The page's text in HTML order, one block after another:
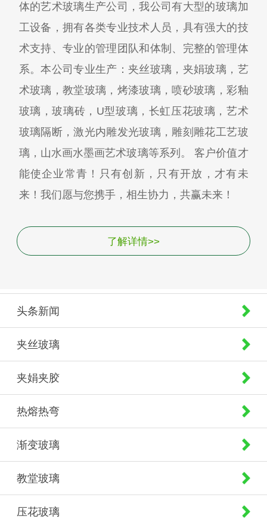
体的艺术玻璃生产公司，我公司有大型的玻璃加
工设备，拥有各类专业技术人员，具有强大的技
术支持、专业的管理团队和体制、完整的管理体
系。本公司专业生产：夹丝玻璃，夹娟玻璃，艺
术玻璃，教堂玻璃，烤漆玻璃，喷砂玻璃，彩釉
玻璃，玻璃砖，U型玻璃，长虹压花玻璃，艺术
玻璃隔断，激光内雕发光玻璃，雕刻雕花工艺玻
璃，山水画水墨画艺术玻璃等系列。 客户价值才
能使企业常青！只有创新，只有开放，才有未
来！我们愿与您携手，相生协力，共赢未来！
了解详情>>
头条新闻
夹丝玻璃
夹娟夹胶
热熔热弯
渐变玻璃
教堂玻璃
压花玻璃